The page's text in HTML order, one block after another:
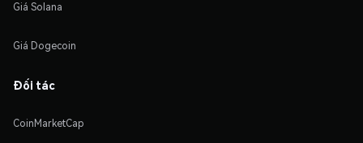
Giá Solana
Giá Dogecoin
Đối tác
CoinMarketCap